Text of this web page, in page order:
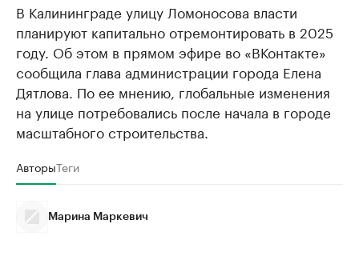
В Калининграде улицу Ломоносова власти
планируют капитально отремонтировать в 2025
году. Об этом в прямом эфире во «ВКонтакте»
сообщила глава администрации города Елена
Дятлова. По ее мнению, глобальные изменения
на улице потребовались после начала в городе
масштабного строительства.
АвторыТеги
Марина Маркевич